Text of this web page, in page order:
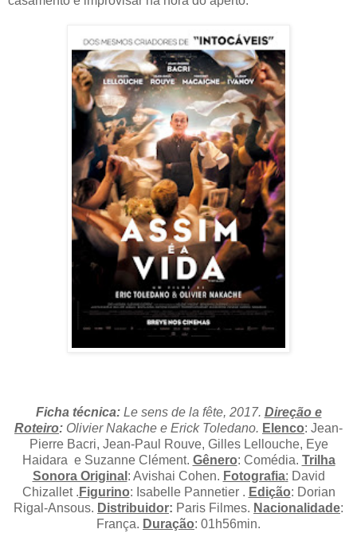
Ficha técnica:Le sens de la fête, 2017. Direção e
Roteiro: Olivier Nakache e Erick Toledano. Elenco: Jean-
Pierre Bacri, Jean-Paul Rouve, Gilles Lellouche, Eye
Haidara e Suzanne Clément. Gênero: Comédia. Trilha
Sonora Original : Avishai Cohen. Fotografia: David
Chizallet . Figurino: Isabelle Pannetier . Edição: Dorian
Rigal-Ansous. Distribuidor: Paris Filmes. Nacionalidade:
França. Duração: 01h56min.